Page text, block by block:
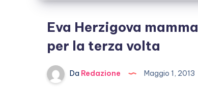
Eva Herzigova mamma
per la terza volta
Da Redazione Maggio 1, 2013